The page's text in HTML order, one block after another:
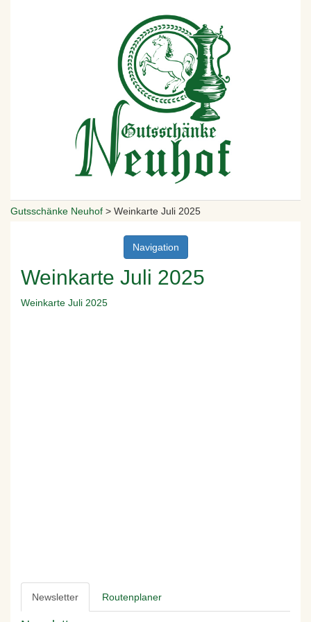
Gutsschänke Neuhof > Weinkarte Juli 2025
Navigation
Weinkarte Juli 2025
Weinkarte Juli 2025
Newsletter Routenplaner